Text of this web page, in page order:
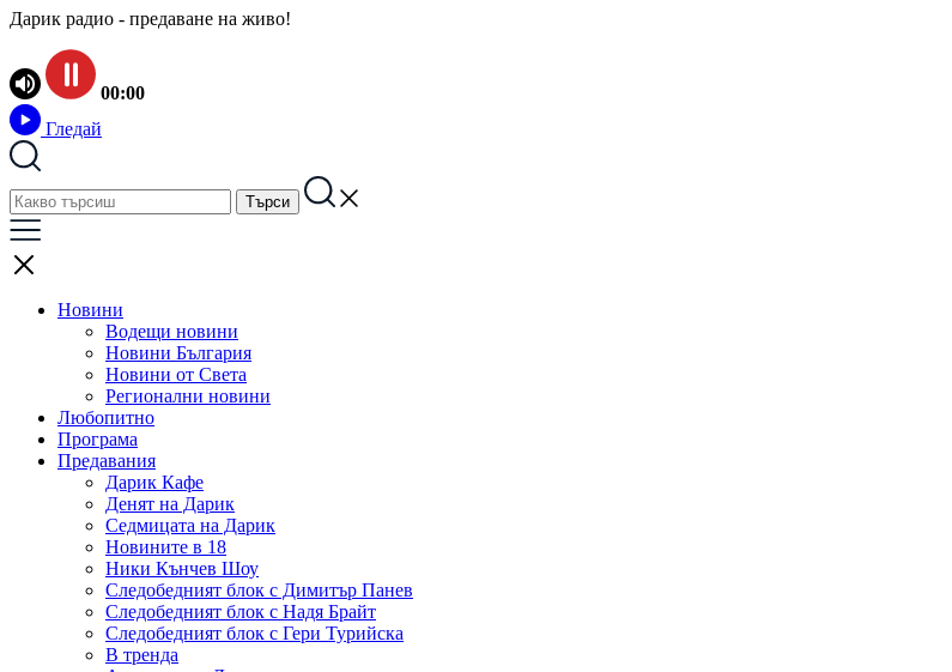
Дарик радио - предаване на живо!
00:00
Гледай
Новини
Водещи новини
Новини България
Новини от Света
Регионални новини
Любопитно
Програма
Предавания
Дарик Кафе
Денят на Дарик
Седмицата на Дарик
Новините в 18
Ники Кънчев Шоу
Следобедният блок с Димитър Панев
Следобедният блок с Надя Брайт
Следобедният блок с Гери Турийска
В тренда